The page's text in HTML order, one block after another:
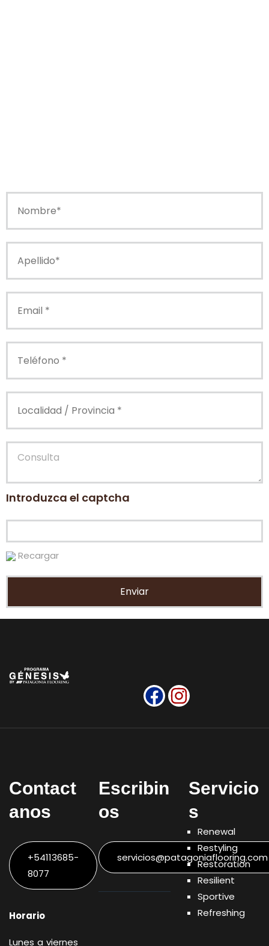
Introduzca el captcha
Recargar
Contact
anos
+54113685-
8077
Horario
Lunes a viernes
Escribin
os
servicios@patagoniaflooring.com
Servicio
s
Renewal
Restyling
Restoration
Resilient
Sportive
Refreshing